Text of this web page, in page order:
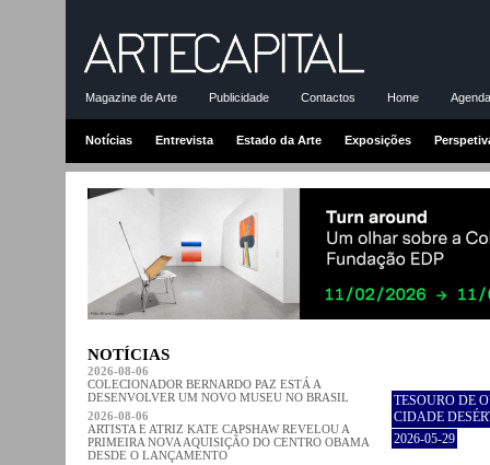
Magazine de Arte Publicidade Contactos Home
Notícias Entrevista Estado da Arte Exposições
NOTÍCIAS
2026-08-06
COLECIONADOR BERNARDO PAZ ESTÁ A
DESENVOLVER UM NOVO MUSEU NO BRASIL
2026-08-06
ARTISTA E ATRIZ KATE CAPSHAW REVELOU A
PRIMEIRA NOVA AQUISIÇÃO DO CENTRO OBAMA
DESDE O LANÇAMENTO
TESOURO DE
CIDADE
2026-05-29